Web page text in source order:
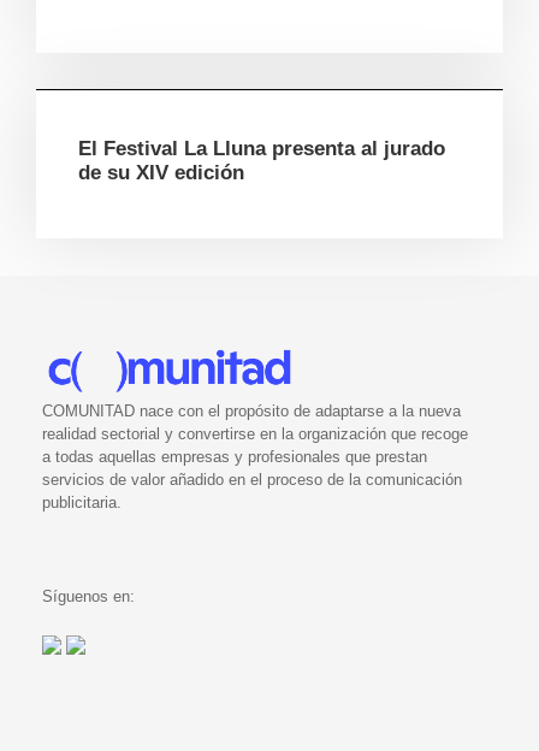
El Festival La Lluna presenta al jurado
de su XIV edición
COMUNITAD nace con el propósito de adaptarse a la nueva
realidad sectorial y convertirse en la organización que recoge
a todas aquellas empresas y profesionales que prestan
servicios de valor añadido en el proceso de la comunicación
publicitaria.
Síguenos en: